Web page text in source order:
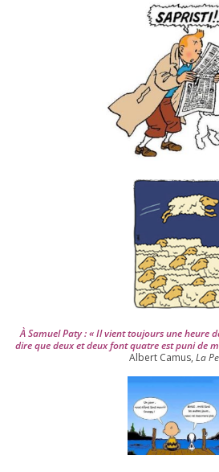
À Samuel Paty : « Il vient tou­jours une heure
dire que deux et deux font quatre est puni de
Albert Camus, La